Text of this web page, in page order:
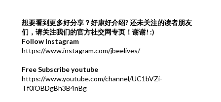
想要看到更多好分享？好康好介绍?还未关注的读者朋友
们，请关注我们的官方社交网专页！谢谢! :)
Follow Instagram
https://www.instagram.com/jbeelives/
Free Subscribe youtube
https://www.youtube.com/channel/UC1bVZi-
Tf0iOBDgBh3B4nBg